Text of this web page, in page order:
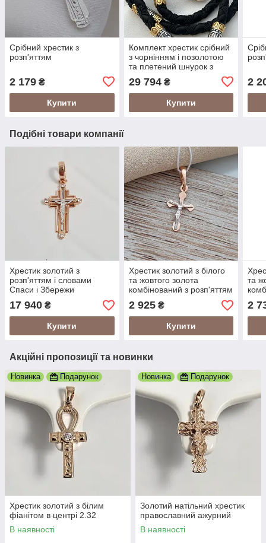
Срібний хрестик з
розп'яттям
2 179 ₴
Купити
Комплект хрестик срібний
з чорнінням і позолотою
та плетений шнурок з
чоловічий
29 794₴
Купити
2
Подібні товари компанії
Хрестик золотий з
розп'яттям і словами
Спаси і Збережи
жовтого золота 2.76
17 940 ₴
Купити
Хрестик золотий з білого
та жовтого золота
комбінований з розп'яттям
2 925₴
Купити
та
2
Акційні пропозиції та новинки
Новинка Подарунок
Хрестик золотий з білим
фіанітом в центрі 2.32
В наявності
Новинка Подарунок
Золотий натільний хрестик
православний ажурний
В наявності